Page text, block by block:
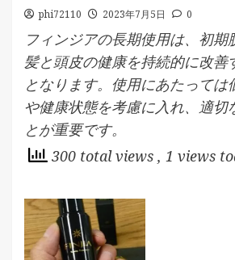
phi72110 2023年7月5日 0
フィンジアの長期使用は、初期
髪と頭皮の健康を持続的に改善
となります。使用にあたっては
や健康状態を考慮に入れ、適切
とが重要です。
300 total views , 1 views